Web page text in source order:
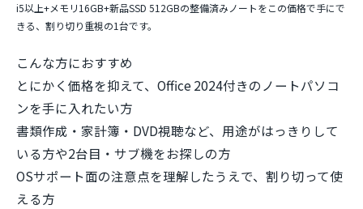
i5以上+メモリ16GB+新品SSD 512GBの整備済みノートをこの価格で手にで
きる、割り切り重視の1台です。
こんな方におすすめ
とにかく価格を抑えて、Office 2024付きのノートパソコ
ンを手に入れたい方
書類作成・家計簿・DVD視聴など、用途がはっきりして
いる方や2台目・サブ機をお探しの方
OSサポート面の注意点を理解したうえで、割り切って使
える方